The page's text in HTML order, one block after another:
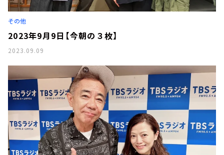
その他
2023年9月9日【今朝の３枚】
2023.09.09